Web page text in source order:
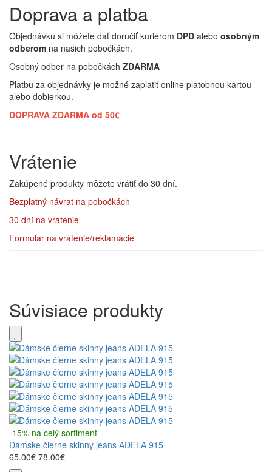
Doprava a platba
Objednávku si môžete dať doručiť kuriérom DPD alebo osobným
odberom na našich pobočkách.
Osobný odber na pobočkách ZDARMA
Platbu za objednávky je možné zaplatiť online platobnou kartou
alebo dobierkou.
DOPRAVA ZDARMA od 50€
Vrátenie
Zakúpené produkty môžete vrátiť do 30 dní.
Bezplatný návrat na pobočkách
30 dní na vrátenie
Formular na vrátenie/reklamácie
Súvisiace produkty
-15% na celý sortiment
Dámske čierne skinny jeans ADELA 915
65.00€ 78.00€